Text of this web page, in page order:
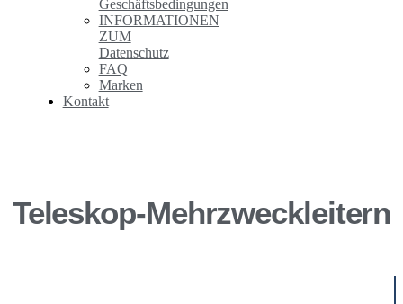
Geschäftsbedingungen
INFORMATIONEN
ZUM
Datenschutz
FAQ
Marken
Kontakt
Teleskop-Mehrzweckleitern